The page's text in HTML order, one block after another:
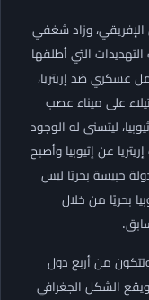
وزاد شغفي
التي أطلقها
عسكري ضد إريتريا،
على ميناء عصب
ليتسنى له الوجود
عن إثيوبيا وأصبح
حبيسة بحريًا ليس
بحريًا من خلال
من أربع دول
ويقع الشكل الجغرافي